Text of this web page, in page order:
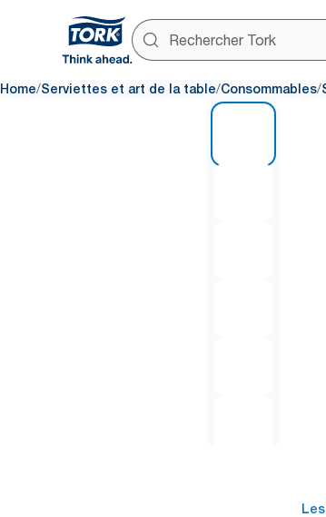
Home/Serviettes et art de la table/Consommables/